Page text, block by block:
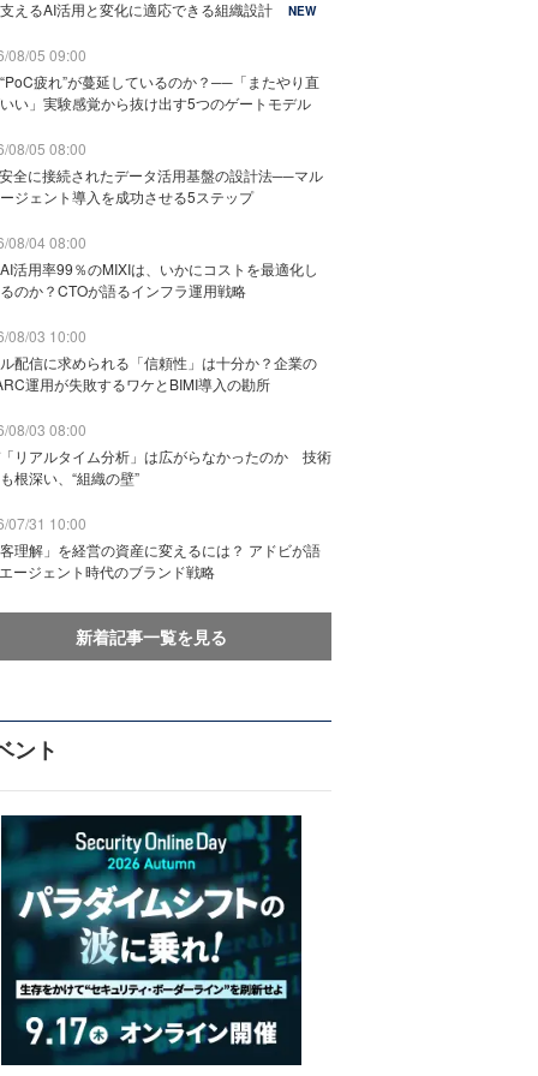
えるAI活用と変化に適応できる組織設計 NEW
08/05 09:00
疲れ”が蔓延しているのか？──「またやり直
い」実験感覚から抜け出す5つのゲートモデル
08/05 08:00
全に接続されたデータ活用基盤の設計法──マル
ジェント導入を成功させる5ステップ
08/04 08:00
活用率99％のMIXIは、いかにコストを最適化し
のか？CTOが語るインフラ運用戦略
08/03 10:00
配信に求められる「信頼性」は十分か？企業の
運用が失敗するワケとBIMI導入の勘所
08/03 08:00
リアルタイム分析」は広がらなかったのか 技術
根深い、“組織の壁”
07/31 10:00
理解」を経営の資産に変えるには？ アドビが語
ージェント時代のブランド戦略
新着記事一覧を見る
ント